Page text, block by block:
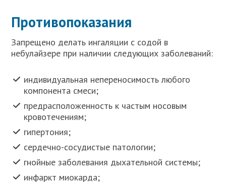
Противопоказания
Запрещено делать ингаляции с содой в
небулайзере при наличии следующих заболеваний:
индивидуальная непереносимость любого
компонента смеси;
предрасположенность к частым носовым
кровотечениям;
гипертония;
сердечно-сосудистые патологии;
гнойные заболевания дыхательной системы;
инфаркт миокарда;